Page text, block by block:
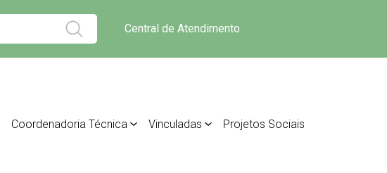
Central de Atendimento
Coordenadoria Técnica Vinculadas Projetos Sociais